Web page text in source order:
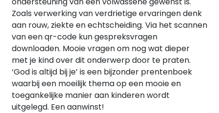
Zoals verwerking van verdrietige ervaringen denk
aan rouw, ziekte en echtscheiding. Via het scannen
van een qr-code kun gespreksvragen
downloaden. Mooie vragen om nog wat dieper
met je kind over dit onderwerp door te praten.
‘God is altijd bij je’ is een bijzonder prentenboek
waarbij een moeilijk thema op een mooie en
toegankelijke manier aan kinderen wordt
uitgelegd. Een aanwinst!